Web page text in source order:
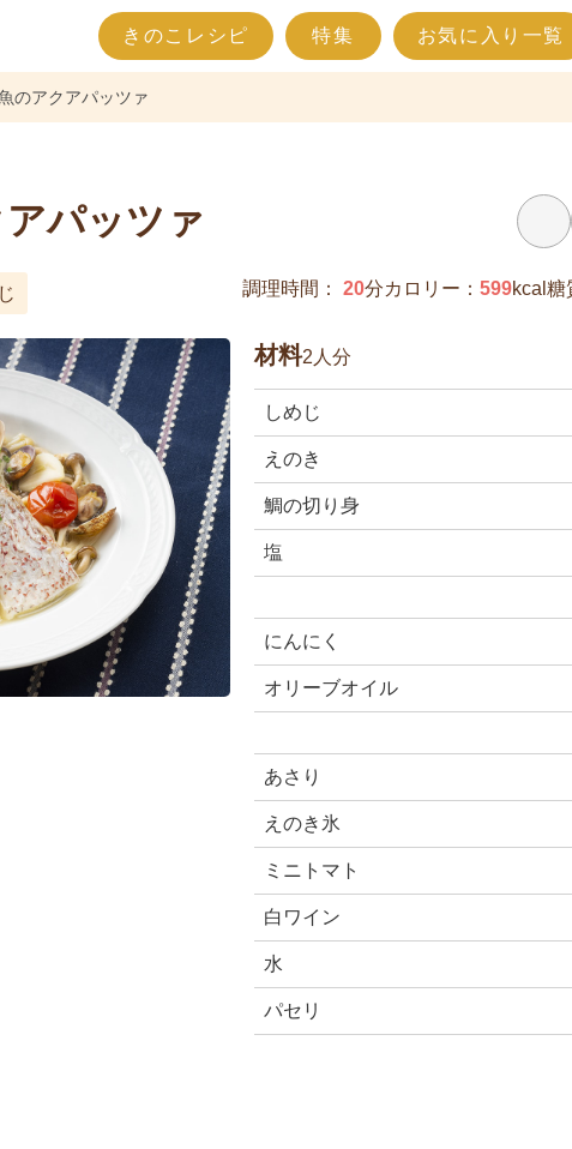
きのこレシピ 特集 お気に入り一覧
のアクアパッツァ
パッツァ
調理時間： 20分カロリー： 599kcal 糖
材料2人分
しめじ
えのき
鯛の切り身
塩
にんにく
オリーブオイル
あさり
えのき氷
ミニトマト
白ワイン
水
パセリ